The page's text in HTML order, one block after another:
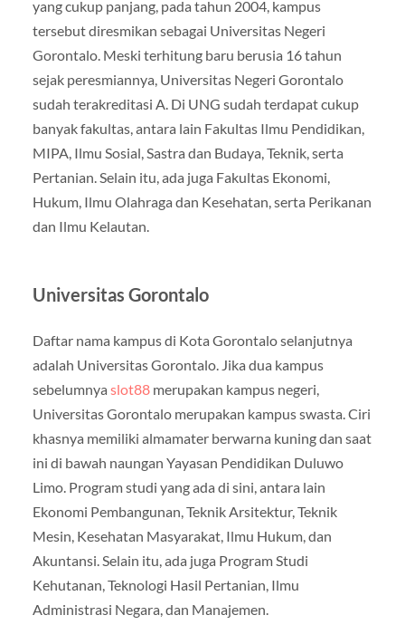
yang cukup panjang, pada tahun 2004, kampus
tersebut diresmikan sebagai Universitas Negeri
Gorontalo. Meski terhitung baru berusia 16 tahun
sejak peresmiannya, Universitas Negeri Gorontalo
sudah terakreditasi A. Di UNG sudah terdapat cukup
banyak fakultas, antara lain Fakultas Ilmu Pendidikan,
MIPA, Ilmu Sosial, Sastra dan Budaya, Teknik, serta
Pertanian. Selain itu, ada juga Fakultas Ekonomi,
Hukum, Ilmu Olahraga dan Kesehatan, serta Perikanan
dan Ilmu Kelautan.
Universitas Gorontalo
Daftar nama kampus di Kota Gorontalo selanjutnya
adalah Universitas Gorontalo. Jika dua kampus
sebelumnya slot88merupakan kampus negeri,
Universitas Gorontalo merupakan kampus swasta. Ciri
khasnya memiliki almamater berwarna kuning dan saat
ini di bawah naungan Yayasan Pendidikan Duluwo
Limo. Program studi yang ada di sini, antara lain
Ekonomi Pembangunan, Teknik Arsitektur, Teknik
Mesin, Kesehatan Masyarakat, Ilmu Hukum, dan
Akuntansi. Selain itu, ada juga Program Studi
Kehutanan, Teknologi Hasil Pertanian, Ilmu
Administrasi Negara, dan Manajemen.